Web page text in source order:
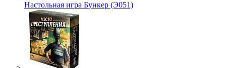
Настольная игра Бункер (Э051)